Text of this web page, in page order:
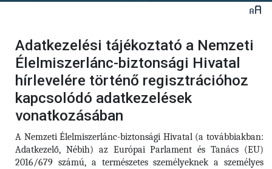
Adatkezelési tájékoztató a Nemzeti
Élelmiszerlánc-biztonsági Hivatal
hírlevelére történő regisztrációhoz
kapcsolódó adatkezelések
vonatkozásában
A Nemzeti Élelmiszerlánc-biztonsági Hivatal (a továbbiakban:
Adatkezelő, Nébih) az Európai Parlament és Tanács (EU)
2016/679 számú, a természetes személyeknek a személyes